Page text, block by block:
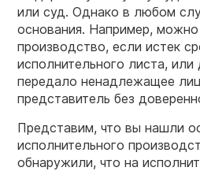
или суд. Однако в любом
основания. Например, можно
производство, если истек
исполнительного листа,
передало ненадлежащее
представитель без
Представим, что вы нашли
исполнительного
обнаружили, что на